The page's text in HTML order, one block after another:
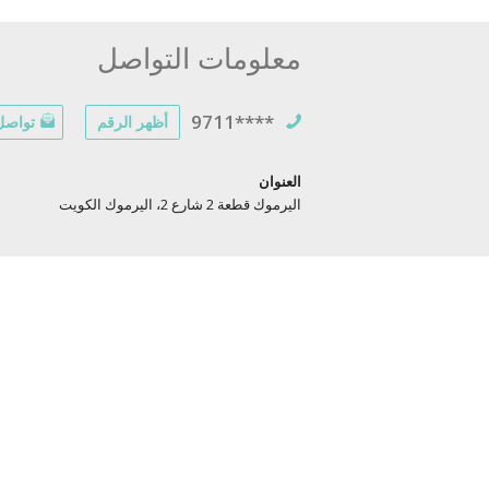
معلومات التواصل
9711**** أظهر الرقم
العنوان
اليرموك قطعة 2 شارع 2، اليرموك الكويت